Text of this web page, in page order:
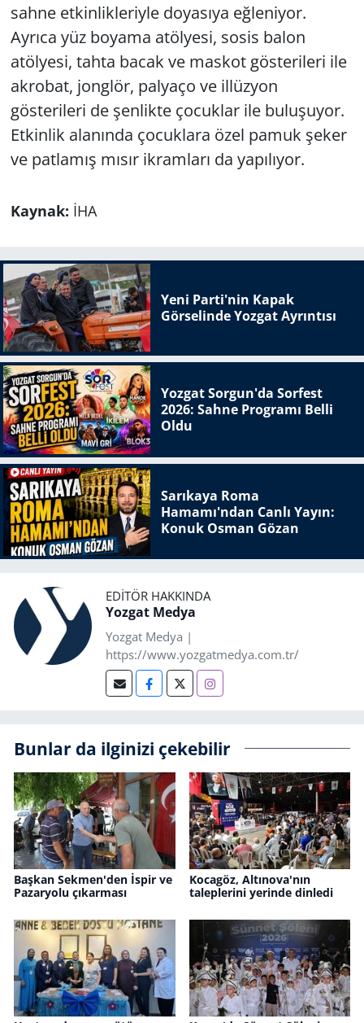
sahne etkinlikleriyle doyasıya eğleniyor.
Ayrıca yüz boyama atölyesi, sosis balon
atölyesi, tahta bacak ve maskot gösterileri ile
akrobat, jonglör, palyaço ve illüzyon
gösterileri de şenlikte çocuklar ile buluşuyor.
Etkinlik alanında çocuklara özel pamuk şeker
ve patlamış mısır ikramları da yapılıyor.
Kaynak: İHA
Yeni Parti'nin Kapak
Görselinde Yozgat Ayrıntısı
Yozgat Sorgun'da Sorfest
2026: Sahne Programı Belli
Oldu
Sarıkaya Roma
Hamamı'ndan Canlı Yayın:
Konuk Osman Gözan
EDITÖR HAKKINDA
Yozgat Medya
Yozgat Medya |
https://www.yozgatmedya.com.tr/
Bunlar da ilginizi çekebilir
Başkan Sekmen'den İspir ve
Pazaryolu çıkarması
Kocagöz, Altınova'nın
taleplerini yerinde dinledi